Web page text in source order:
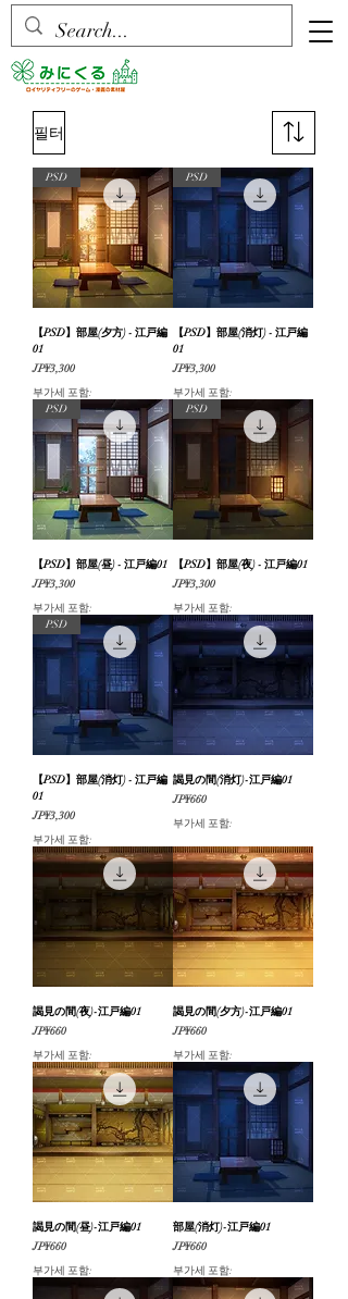
필터
PSD
【PSD】部屋(夕方) - 江戸編
01
가격
JP¥3,300
부가세 포함:
PSD
【PSD】部屋(消灯) - 江戸編
01
가격
JP¥3,300
부가세 포함:
PSD
【PSD】部屋(昼) - 江戸編01
가격
JP¥3,300
부가세 포함:
PSD
【PSD】部屋(夜) - 江戸編01
가격
JP¥3,300
부가세 포함:
PSD
【PSD】部屋(消灯) - 江戸編
01
가격
JP¥3,300
부가세 포함:
謁見の間(消灯)-江戸編01
가격
JP¥660
부가세 포함:
謁見の間(夜)-江戸編01
가격
JP¥660
부가세 포함:
謁見の間(夕方)-江戸編01
가격
JP¥660
부가세 포함:
謁見の間(昼)-江戸編01
가격
JP¥660
부가세 포함:
部屋(消灯)-江戸編01
가격
JP¥660
부가세 포함: